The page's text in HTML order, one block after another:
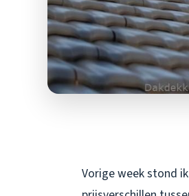
Vorige week stond